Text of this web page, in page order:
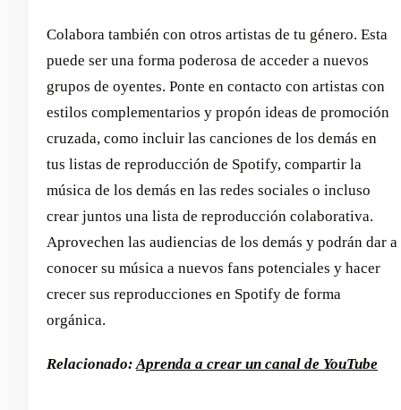
Colabora también con otros artistas de tu género. Esta
puede ser una forma poderosa de acceder a nuevos
grupos de oyentes. Ponte en contacto con artistas con
estilos complementarios y propón ideas de promoción
cruzada, como incluir las canciones de los demás en
tus listas de reproducción de Spotify, compartir la
música de los demás en las redes sociales o incluso
crear juntos una lista de reproducción colaborativa.
Aprovechen las audiencias de los demás y podrán dar a
conocer su música a nuevos fans potenciales y hacer
crecer sus reproducciones en Spotify de forma
orgánica.
Relacionado:Aprenda a crear un canal de YouTube